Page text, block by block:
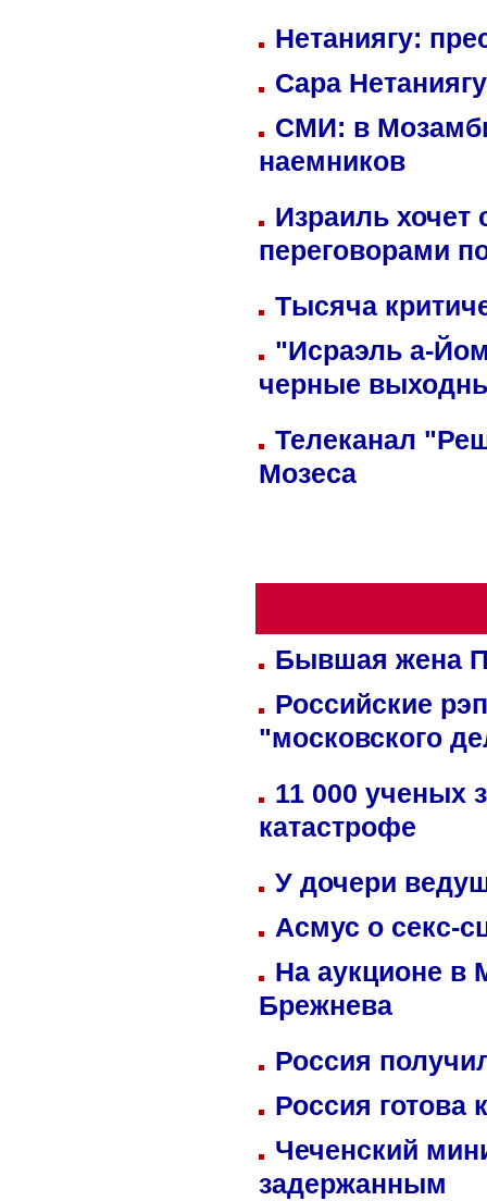
Нетаниягу:
Сара
СМИ: в
наемников
Израиль хочет
переговорами
Тысяча
"Исраэль а-
черные
Телеканал
Мозеса
Бывшая жена
Российские
"московского
11 000 ученых
катастрофе
У дочери
Асмус о секс-
На аукционе в
Брежнева
Россия
Россия готова
Чеченский
задержанным